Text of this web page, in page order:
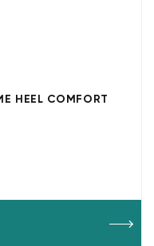
COMFORT